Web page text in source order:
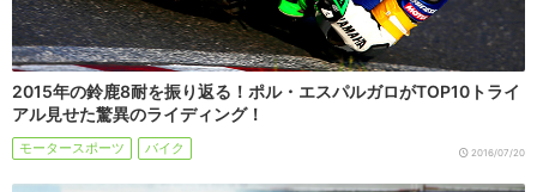
2015年の鈴鹿8耐を振り返る！ポル・エスパルガロがTOP10トライ
アル見せた驚異のライディング！
モータースポーツ バイク 2016/07/20